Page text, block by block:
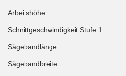
Arbeitshöhe
Schnittgeschwindigkeit Stufe 1
Sägebandlänge
Sägebandbreite